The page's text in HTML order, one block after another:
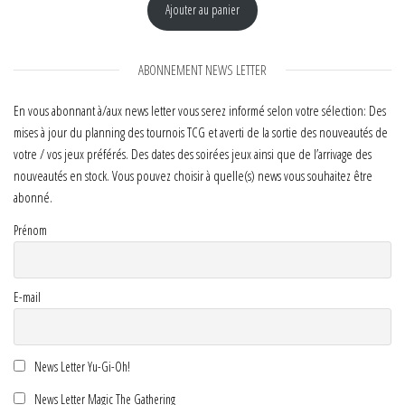
Ajouter au panier
ABONNEMENT NEWS LETTER
En vous abonnant à/aux news letter vous serez informé selon votre sélection: Des
mises à jour du planning des tournois TCG et averti de la sortie des nouveautés de
votre / vos jeux préférés. Des dates des soirées jeux ainsi que de l’arrivage des
nouveautés en stock. Vous pouvez choisir à quelle(s) news vous souhaitez être
abonné.
Prénom
E-mail
News Letter Yu-Gi-Oh!
News Letter Magic The Gathering